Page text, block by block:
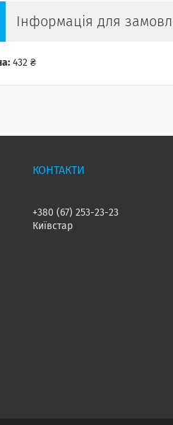
Інформація для
432 ₴
+380 (67) 253-23-23
Київстар